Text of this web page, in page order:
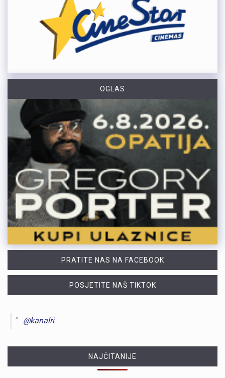
OGLAS
PRATITE NAS NA FACEBOOK
POSJETITE NAŠ TIKTOK
@kanalri
NAJČITANIJE